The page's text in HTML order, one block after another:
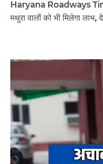
Haryana Roadways Time
मथुरा वालों को भी मिलेगा